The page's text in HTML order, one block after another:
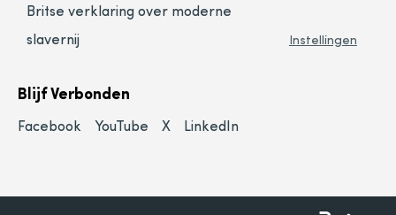
Britse verklaring over moderne
slavernij
Instellingen
Blijf Verbonden
Facebook YouTube X LinkedIn